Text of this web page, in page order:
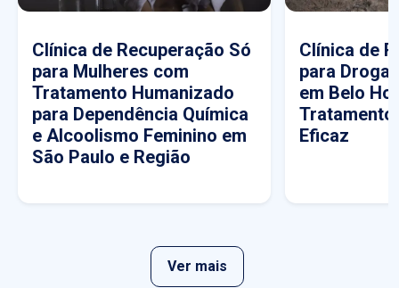
Clínica de Recuperação Só
para Mulheres com
Tratamento Humanizado
para Dependência Química
e Alcoolismo Feminino em
São Paulo e Região
Clínica de
para
em Belo
Tratamento
Eficaz
Ver mais